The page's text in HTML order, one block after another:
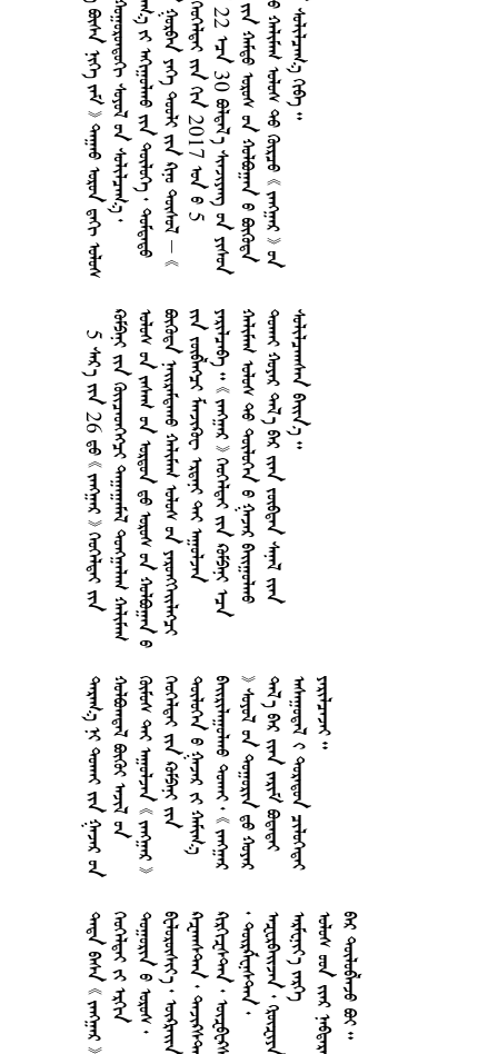
                                2017  5 22  30              
5  26                                            































































































































































































































 




























































































































































































 